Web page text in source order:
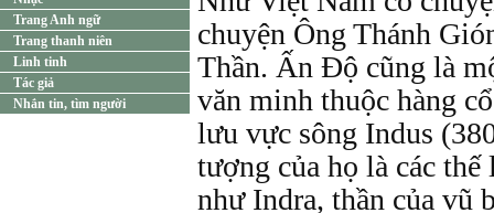
Trang Anh ngữ
Trang thanh niên
Linh tinh
Tác giả
Nhắn tin, tìm người
chuyện Ông Thánh
Thần. Ấn Độ cũng là
văn minh thuộc hàng
lưu vực sông Indus
tượng của họ là các
như Indra, thần của vũ